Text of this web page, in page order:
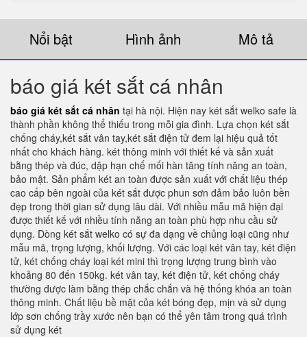
Nổi bật Hình ảnh Mô tả
báo giá két sắt cá nhân
báo giá két sắt cá nhân tại hà nội. Hiện nay két sắt welko safe là
thành phần không thể thiếu trong mỗi gia đình. Lựa chọn két sắt
chống cháy,két sắt vân tay,két sắt điện tử đem lại hiệu quả tốt
nhất cho khách hàng. két thông minh với thiết kế và sản xuất
bằng thép và đúc, dập hạn chế mối hàn tăng tính năng an toàn,
bảo mật. Sản phẩm két an toàn được sản xuất với chất liệu thép
cao cấp bên ngoài của két sắt được phun sơn đảm bảo luôn bền
đẹp trong thời gian sử dụng lâu dài. Với nhiều mẫu mã hiện đại
được thiết kế với nhiều tính năng an toàn phù hợp nhu cầu sử
dụng. Dòng két sắt welko có sự đa dạng về chủng loại cũng như
mẫu mã, trọng lượng, khối lượng. Với các loại két vân tay, két điện
tử, két chống cháy loại két mini thì trọng lượng trung bình vào
khoảng 80 đến 150kg. két vân tay, két điện tử, két chống cháy
thường được làm bằng thép chắc chắn và hệ thống khóa an toàn
thông minh. Chất liệu bề mặt của két bóng đẹp, mịn và sử dụng
lớp sơn chống trầy xước nên bạn có thể yên tâm trong quá trình
sử dụng két